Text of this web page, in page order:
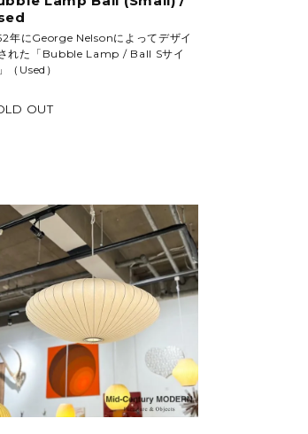
年にGeorge Nelsonによってデザイ
れた「Bubble Lamp / Ball Sサイ
（Used）
OUT